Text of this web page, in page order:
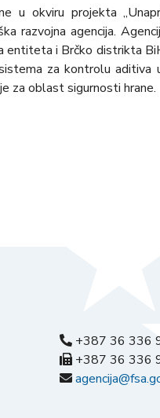
u okviru projekta
razvojna agencija.
entiteta i Brčko distrikta
za kontrolu aditiva
za oblast sigurnosti hrane.
+387 36 336
+387 36 336